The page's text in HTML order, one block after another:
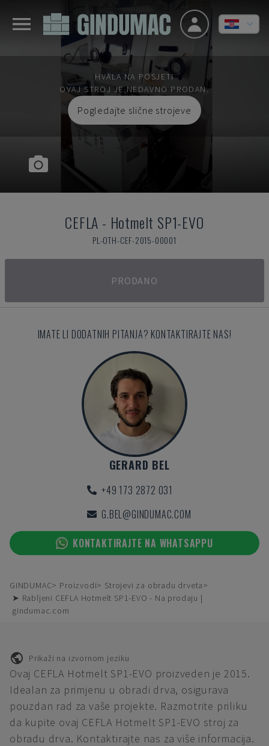
HVALA NA POSJETI
OVAJ STROJ JE NEDAVNO PRODAN.
Pogledajte slične strojeve
CEFLA - Hotmelt SP1-EVO
PL-OTH-CEF-2015-00001
PRODANO
IMATE LI DODATNIH PITANJA? KONTAKTIRAJTE NAS!
GERARD BEL
+49 173 2872 031
G.BEL@GINDUMAC.COM
KONTAKTIRAJTE NA WHATSAPPU
GINDUMAC Proizvodi
Strojevi za obradu drveta
➤ Rabljeni CEFLA Hotmelt SP1-EVO - Na prodaju |
gindumac.com
Prikaži na izvornom jeziku
Ovaj CEFLA Hotmelt SP1-EVO proizveden je 2015.
Idealan za primjenu u obradi drva, osigurava
pouzdan rad za vaše projekte. Razmotrite priliku
da kupite ovaj CEFLA Hotmelt SP1-EVO stroj za
obradu drva. Kontaktirajte nas za više informacija.